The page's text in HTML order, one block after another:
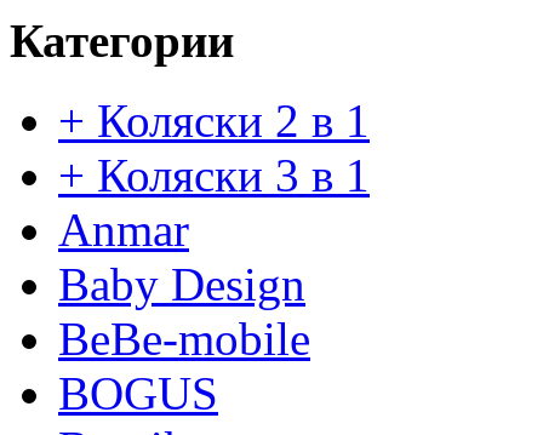
Категории
+ Коляски 2 в 1
+ Коляски 3 в 1
Anmar
Baby Design
BeBe-mobile
BOGUS